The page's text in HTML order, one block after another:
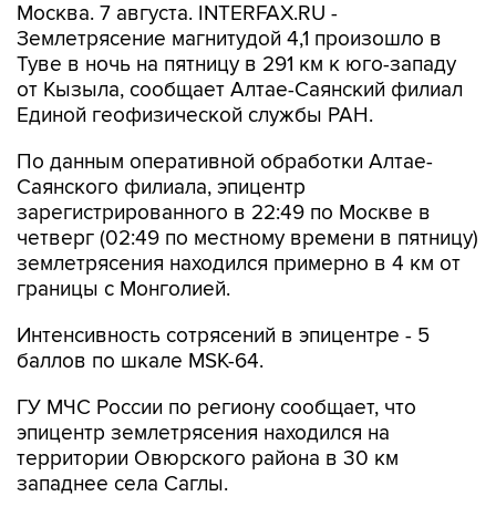
Москва. 7 августа. INTERFAX.RU -
Землетрясение магнитудой 4,1 произошло в
Туве в ночь на пятницу в 291 км к юго-западу
от Кызыла, сообщает Алтае-Саянский филиал
Единой геофизической службы РАН.
По данным оперативной обработки Алтае-
Саянского филиала, эпицентр
зарегистрированного в 22:49 по Москве в
четверг (02:49 по местному времени в пятницу)
землетрясения находился примерно в 4 км от
границы с Монголией.
Интенсивность сотрясений в эпицентре - 5
баллов по шкале MSK-64.
ГУ МЧС России по региону сообщает, что
эпицентр землетрясения находился на
территории Овюрского района в 30 км
западнее села Саглы.